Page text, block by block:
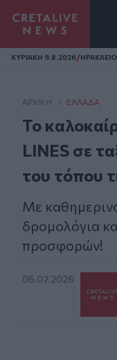
Homepage
ΚΥΡΙΑΚΗ 9.8.2026/ΗΡΑΚΛΕΙΟ
ΑΡΧΙΚΗ / ΕΛΛΆΔΑ
Το
LINES σε
του τόπου
Με
δρομολόγια
προσφορών!
06.07.2026